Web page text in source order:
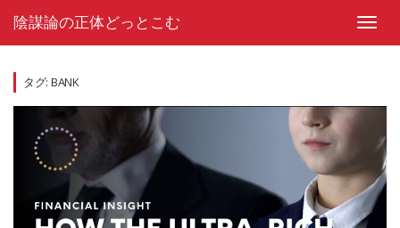
陰謀論の正体どっとこむ
タグ: BANK